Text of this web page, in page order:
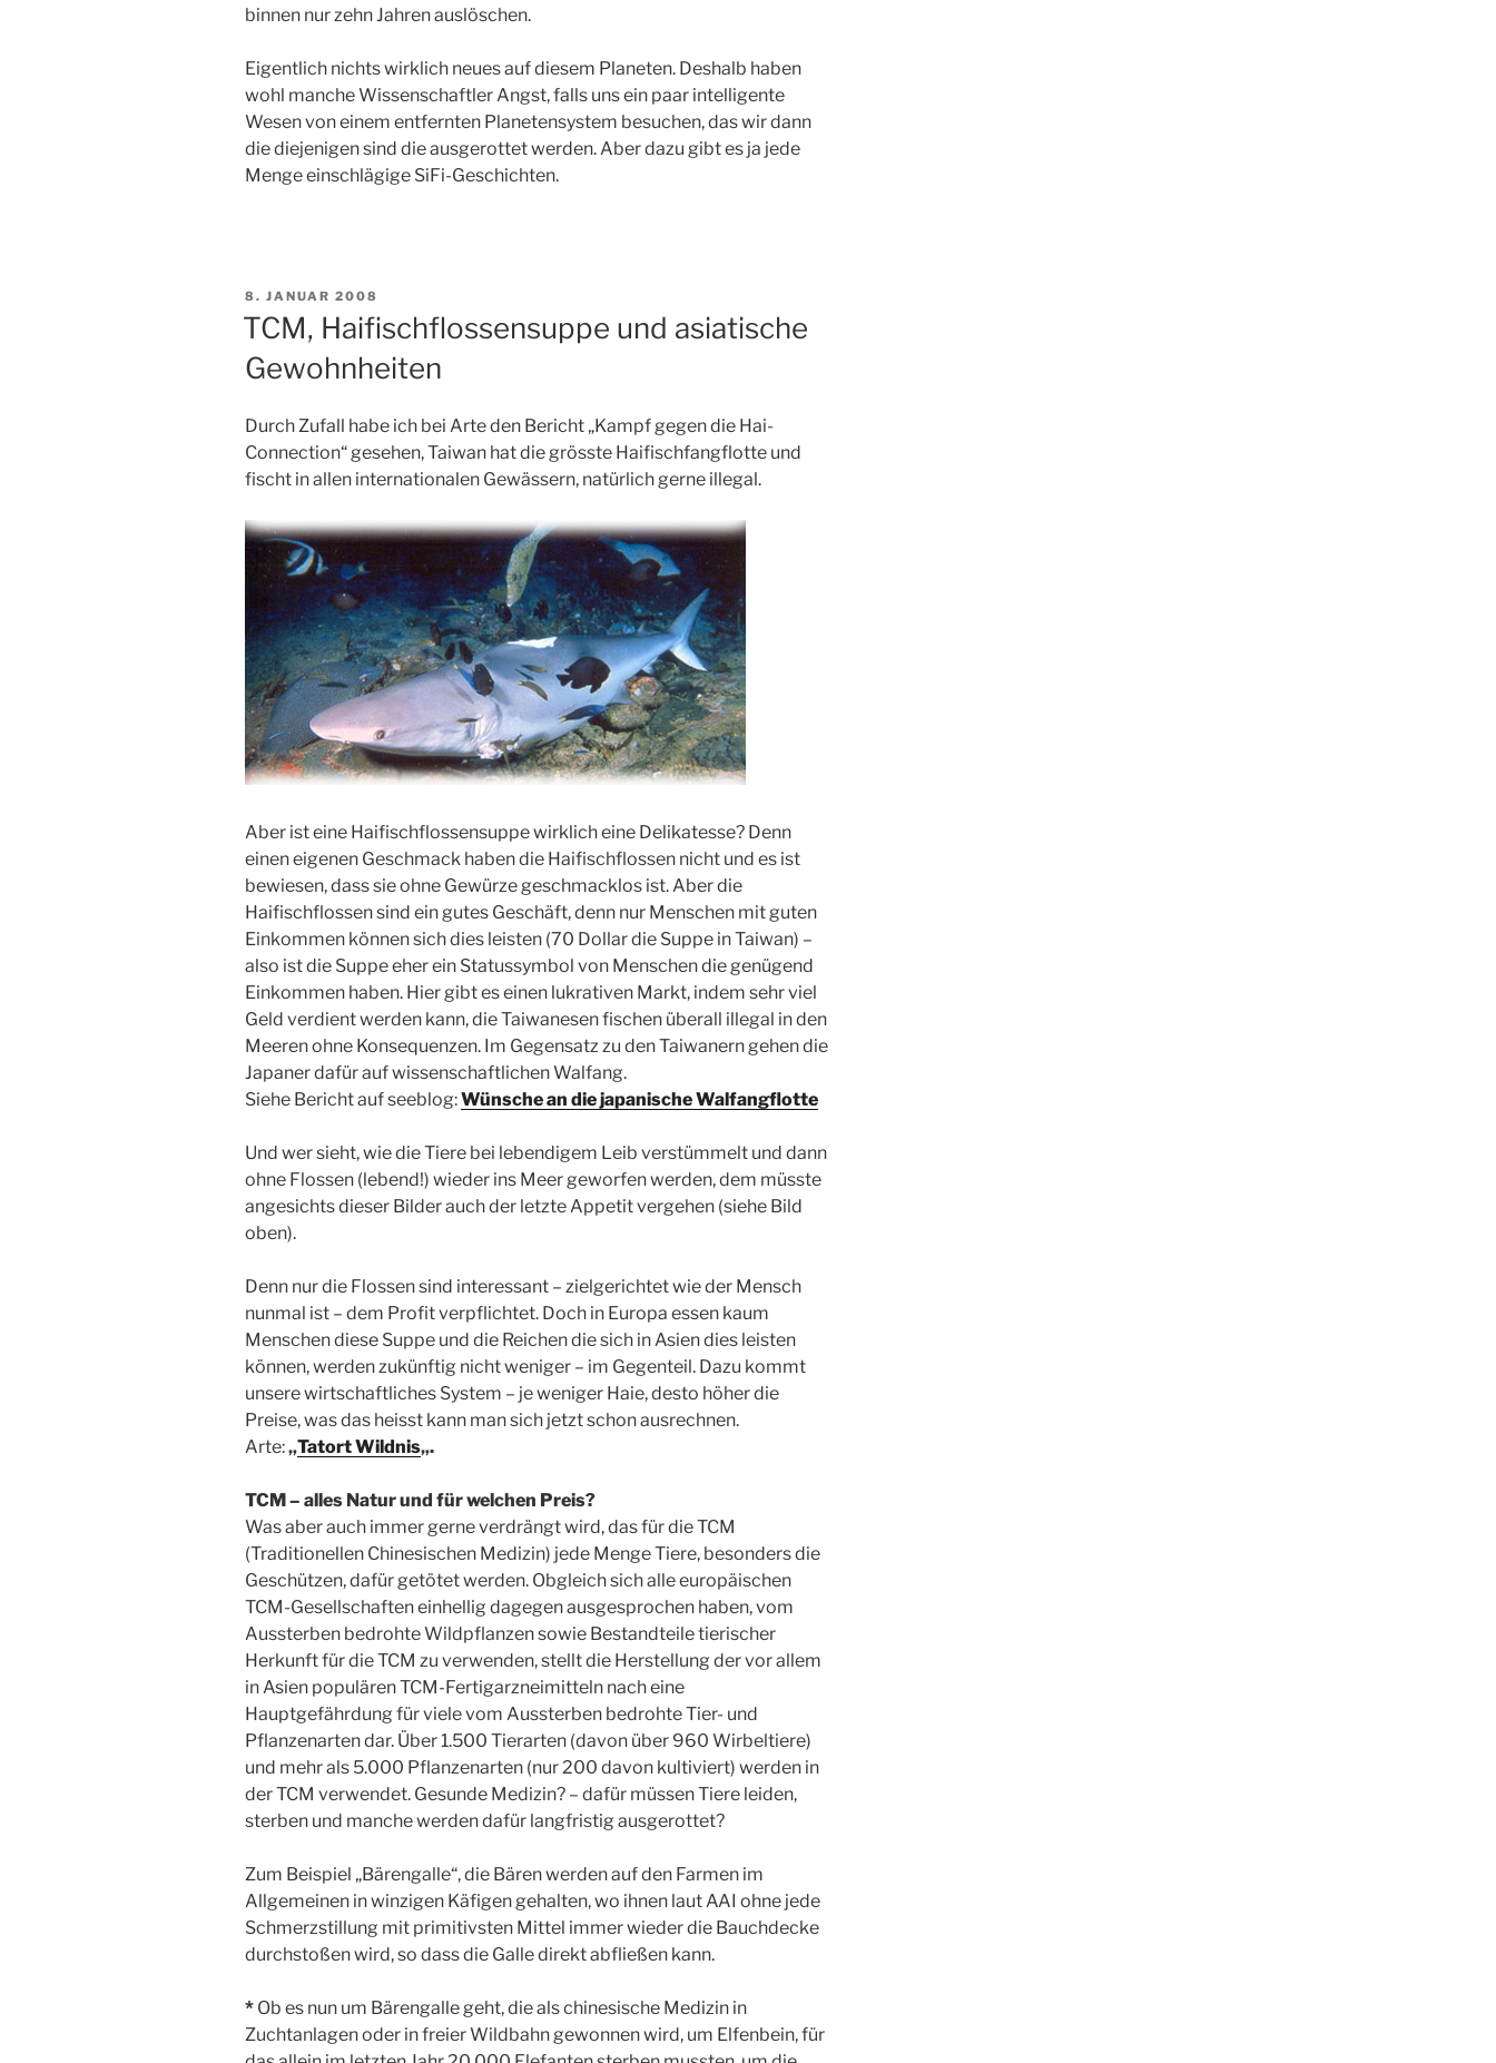
binnen nur zehn Jahren auslöschen.
Eigentlich nichts wirklich neues auf diesem Planeten. Deshalb haben
wohl manche Wissenschaftler Angst, falls uns ein paar intelligente
Wesen von einem entfernten Planetensystem besuchen, das wir dann
die diejenigen sind die ausgerottet werden. Aber dazu gibt es ja jede
Menge einschlägige SiFi-Geschichten.
VERÖFFENTLICHT
8. JANUAR 2008
TCM, Haifischflossensuppe und asiatische
Gewohnheiten
Durch Zufall habe ich bei Arte den Bericht „Kampf gegen die Hai-
Connection“ gesehen, Taiwan hat die grösste Haifischfangflotte und
fischt in allen internationalen Gewässern, natürlich gerne illegal.
Aber ist eine Haifischflossensuppe wirklich eine Delikatesse? Denn
einen eigenen Geschmack haben die Haifischflossen nicht und es ist
bewiesen, dass sie ohne Gewürze geschmacklos ist. Aber die
Haifischflossen sind ein gutes Geschäft, denn nur Menschen mit guten
Einkommen können sich dies leisten (70 Dollar die Suppe in Taiwan) –
also ist die Suppe eher ein Statussymbol von Menschen die genügend
Einkommen haben. Hier gibt es einen lukrativen Markt, indem sehr viel
Geld verdient werden kann, die Taiwanesen fischen überall illegal in den
Meeren ohne Konsequenzen. Im Gegensatz zu den Taiwanern gehen die
Japaner dafür auf wissenschaftlichen Walfang.
Siehe Bericht auf seeblog:Wünsche an die japanische Walfangflotte
Und wer sieht, wie die Tiere bei lebendigem Leib verstümmelt und dann
ohne Flossen (lebend!) wieder ins Meer geworfen werden, dem müsste
angesichts dieser Bilder auch der letzte Appetit vergehen (siehe Bild
oben).
Denn nur die Flossen sind interessant – zielgerichtet wie der Mensch
nunmal ist – dem Profit verpflichtet. Doch in Europa essen kaum
Menschen diese Suppe und die Reichen die sich in Asien dies leisten
können, werden zukünftig nicht weniger – im Gegenteil. Dazu kommt
unsere wirtschaftliches System – je weniger Haie, desto höher die
Preise, was das heisst kann man sich jetzt schon ausrechnen.
Arte:„Tatort Wildnis„.
TCM – alles Natur und für welchen Preis?
Was aber auch immer gerne verdrängt wird, das für die TCM
(Traditionellen Chinesischen Medizin) jede Menge Tiere, besonders die
Geschützen, dafür getötet werden. Obgleich sich alle europäischen
TCM-Gesellschaften einhellig dagegen ausgesprochen haben, vom
Aussterben bedrohte Wildpflanzen sowie Bestandteile tierischer
Herkunft für die TCM zu verwenden, stellt die Herstellung der vor allem
in Asien populären TCM-Fertigarzneimitteln nach eine
Hauptgefährdung für viele vom Aussterben bedrohte Tier- und
Pflanzenarten dar. Über 1.500 Tierarten (davon über 960 Wirbeltiere)
und mehr als 5.000 Pflanzenarten (nur 200 davon kultiviert) werden in
der TCM verwendet. Gesunde Medizin? – dafür müssen Tiere leiden,
sterben und manche werden dafür langfristig ausgerottet?
Zum Beispiel „Bärengalle“, die Bären werden auf den Farmen im
Allgemeinen in winzigen Käfigen gehalten, wo ihnen laut AAI ohne jede
Schmerzstillung mit primitivsten Mittel immer wieder die Bauchdecke
durchstoßen wird, so dass die Galle direkt abfließen kann.
* Ob es nun um Bärengalle geht, die als chinesische Medizin in
Zuchtanlagen oder in freier Wildbahn gewonnen wird, um Elfenbein, für